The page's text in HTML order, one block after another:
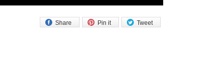
Tweet
Pin it
Share